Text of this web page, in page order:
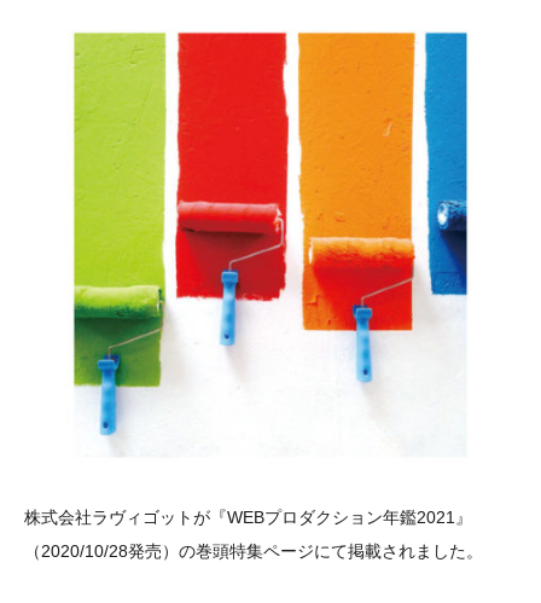
株式会社ラヴィゴットが『WEBプロダクション年鑑2021』
（2020/10/28発売）の巻頭特集ページにて掲載されました。